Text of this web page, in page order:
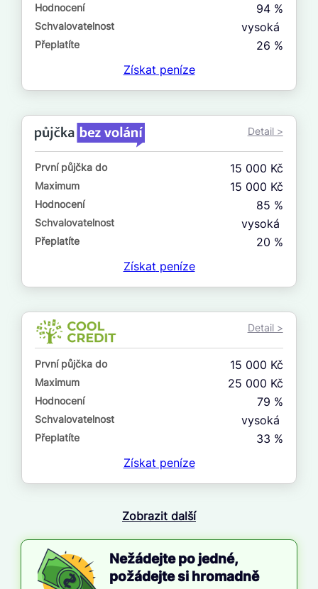
–
ano
Ve zkušebce
ano
ne
V exekuci
ano
ne
V hotovosti
ano
ne
Hodnocení 94 %
Schvalovatelnost vysoká
Přeplatíte
26 %
Získat peníze
Detail >
První půjčka do 15 000 Kč
Maximum 15 000 Kč
Hodnocení 85 %
Schvalovatelnost vysoká
Přeplatíte
20 %
Získat peníze
Detail >
První půjčka do 15 000 Kč
Maximum 25 000 Kč
Hodnocení 79 %
Schvalovatelnost vysoká
Přeplatíte
33 %
Získat peníze
Zobrazit další
Nežádejte po jedné,
požádejte si hromadně